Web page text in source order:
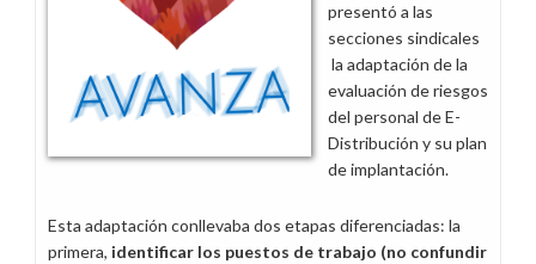
presentó a las
secciones sindicales
la adaptación de la
evaluación de riesgos
del personal de E-
Distribución y su plan
de implantación.
Esta adaptación conllevaba dos etapas diferenciadas: la
primera, identificar los puestos de trabajo (no confundir